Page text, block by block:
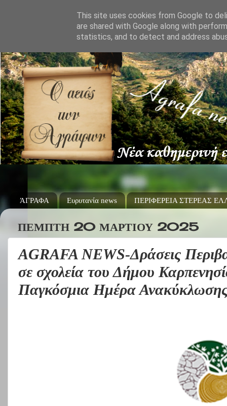
ΆΓΡΑΦΑ Ευρυτανία news ΠΕΡΙΦΕΡΕΙΑ ΣΤΕΡΕΑΣ
ΠΈΜΠΤΗ 20 ΜΑΡΤΊΟΥ 2025
AGRAFA NEWS-Δράσεις
σε σχολεία του Δήμου
Παγκόσμια Ημέρα
This site uses cookies from Google to
are shared with Google along with
statistics, and to detect and address